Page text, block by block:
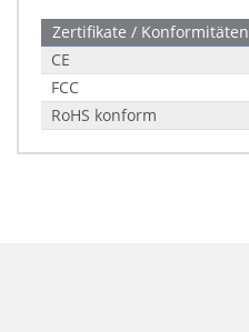
Zertifikate / Konformitäten
CE
FCC
RoHS konform